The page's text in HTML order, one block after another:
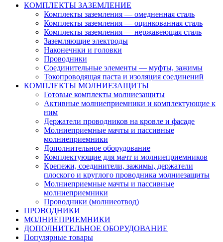
КОМПЛЕКТЫ ЗАЗЕМЛЕНИЕ
Комплекты заземления — омедненная сталь
Комплекты заземления — оцинкованная сталь
Комплекты заземления — нержавеющая сталь
Заземляющие электроды
Наконечнки и головки
Проводники
Соединительные элементы — муфты, зажимы
Токопроводящая паста и изоляция соединений
КОМПЛЕКТЫ МОЛНИЕЗАЩИТЫ
Готовые комплекты молниезащиты
Активные молниеприемники и комплектующие к
ним
Держатели проводников на кровле и фасаде
Молниеприемные мачты и пассивные
молниеприемники
Дополнительное оборудование
Комплектующие для мачт и молниеприемников
Крепежи, соединители, зажимы, держатели
плоского и круглого проводника молниезащиты
Молниеприемные мачты и пассивные
молниеприемники
Проводники (молниеотвод)
ПРОВОДНИКИ
МОЛНИЕПРИЕМНИКИ
ДОПОЛНИТЕЛЬНОЕ ОБОРУДОВАНИЕ
Популярные товары